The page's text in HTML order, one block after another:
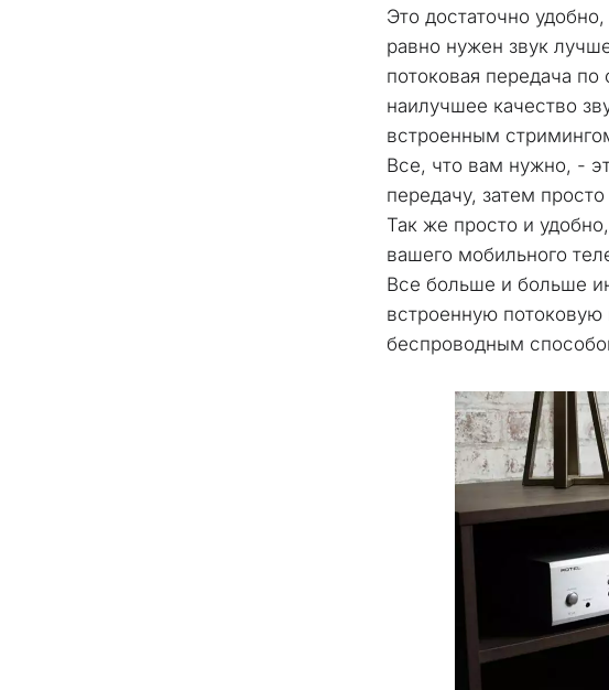
Это достаточно
равно нужен звук
потоковая передача
наилучшее качество
встроенным
Все, что вам нужно, -
передачу, затем
Так же просто и
вашего мобильного
Все больше и больше
встроенную
беспроводным